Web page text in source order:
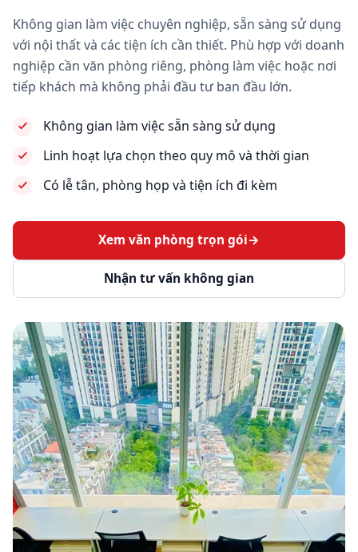
Không gian làm việc chuyên nghiệp, sẵn sàng sử dụng
với nội thất và các tiện ích cần thiết. Phù hợp với doanh
nghiệp cần văn phòng riêng, phòng làm việc hoặc nơi
tiếp khách mà không phải đầu tư ban đầu lớn.
Không gian làm việc sẵn sàng sử dụng
Linh hoạt lựa chọn theo quy mô và thời gian
Có lễ tân, phòng họp và tiện ích đi kèm
Xem văn phòng trọn gói→
Nhận tư vấn không gian